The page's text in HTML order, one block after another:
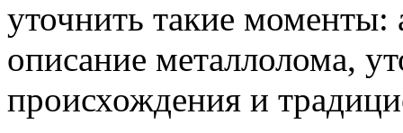
уточнить такие моменты:
описание металлолома,
происхождения и